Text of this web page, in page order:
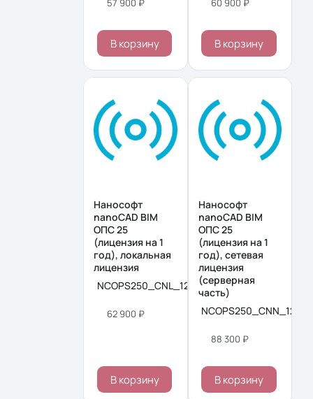
57 900 ₽
В корзину
60 900 ₽
В корзину
Нанософт
nanoCAD BIM
ОПС 25
(лицензия на 1
год), локальная
лицензия
NCOPS250_CNL_12M_ACC
62 900 ₽
В корзину
Нанософт
nanoCAD BIM
ОПС 25
(лицензия на 1
год), сетевая
лицензия
(серверная
часть)
88 300 ₽
В корзину